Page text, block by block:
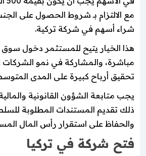
مع الالتزام بـ شروط الحصول على
شراء أسهم في شركة تركية.
هذا الخيار يتيح للمستثمر دخول سوق
مباشرة، والمشاركة في نمو الشركات
تحقيق أرباح كبيرة على المدى
يجب متابعة الشؤون القانونية
ذلك تقديم المستندات المطلوبة
والحفاظ على استقرار رأس المال
فتح شركة في تركيا